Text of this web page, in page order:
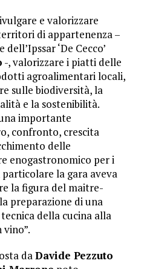
e valorizzare
di appartenenza –
‘De Cecco’
-, valorizzare i piatti delle
agroalimentari locali,
sulle biodiversità, la
e la sostenibilità.
importante
confronto, crescita
delle
enogastronomico per i
la gara aveva
la figura del maitre-
preparazione di una
della cucina alla
daDavide Pezzuto